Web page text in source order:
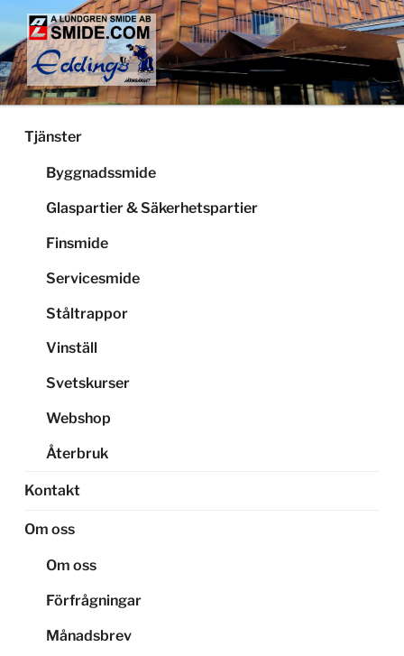
Hoppa
innehåll
LUNDGRENS SMIDE
Smide och glaspartier i Stockholm
Tjänster
Byggnadssmide
Glaspartier & Säkerhetspartier
Finsmide
Servicesmide
Ståltrappor
Vinställ
Svetskurser
Webshop
Återbruk
Kontakt
Om oss
Om oss
Förfrågningar
Månadsbrev